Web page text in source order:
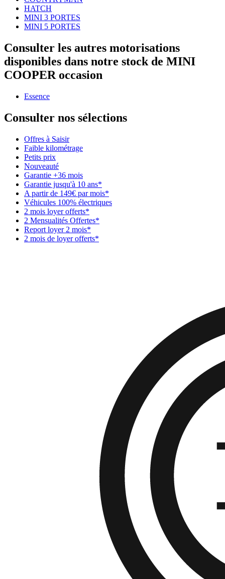
HATCH
MINI 3 PORTES
MINI 5 PORTES
Consulter les autres motorisations
disponibles dans notre stock de MINI
COOPER occasion
Essence
Consulter nos sélections
Offres à Saisir
Faible kilométrage
Petits prix
Nouveauté
Garantie +36 mois
Garantie jusqu'à 10 ans*
A partir de 149€ par mois*
Véhicules 100% électriques
2 mois loyer offerts*
2 Mensualités Offertes*
Report loyer 2 mois*
2 mois de loyer offerts*